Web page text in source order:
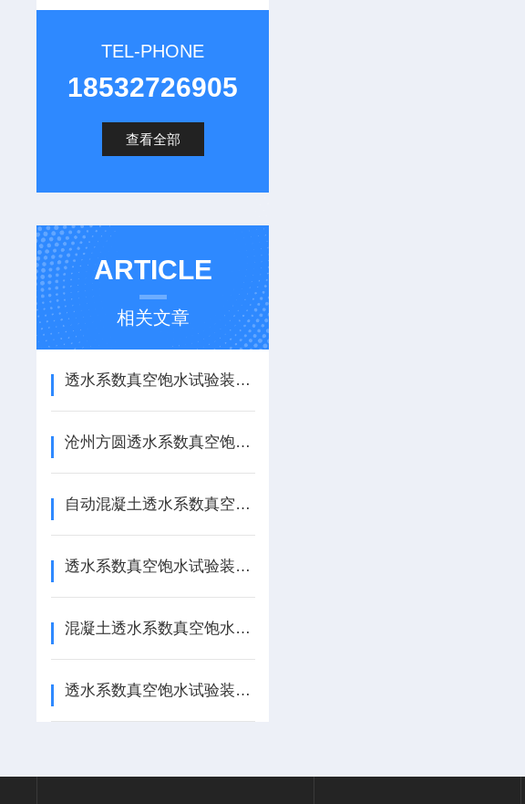
TEL-PHONE
18532726905
查看全部
ARTICLE
相关文章
透水系数真空饱水试验装置使用说明
沧州方圆透水系数真空饱水试验装置，真空吸水率
自动混凝土透水系数真空饱水试验装置，吸水率
透水系数真空饱水试验装置的使用方法和试验步骤
混凝土透水系数真空饱水试验装置
透水系数真空饱水试验装置试验步骤